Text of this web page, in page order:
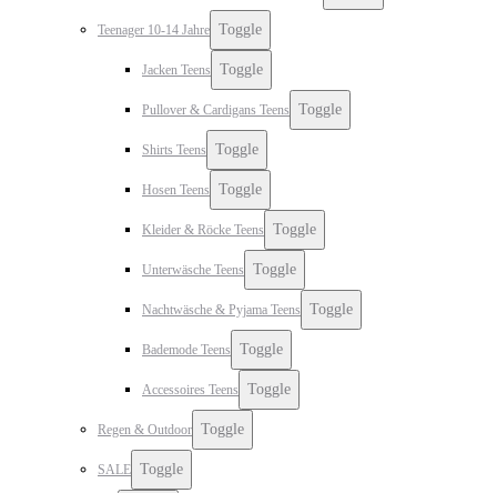
Teenager 10-14 Jahre Toggle
Jacken Teens Toggle
Pullover & Cardigans Teens Toggle
Shirts Teens Toggle
Hosen Teens Toggle
Kleider & Röcke Teens Toggle
Unterwäsche Teens Toggle
Nachtwäsche & Pyjama Teens Toggle
Bademode Teens Toggle
Accessoires Teens Toggle
Regen & Outdoor Toggle
SALE Toggle